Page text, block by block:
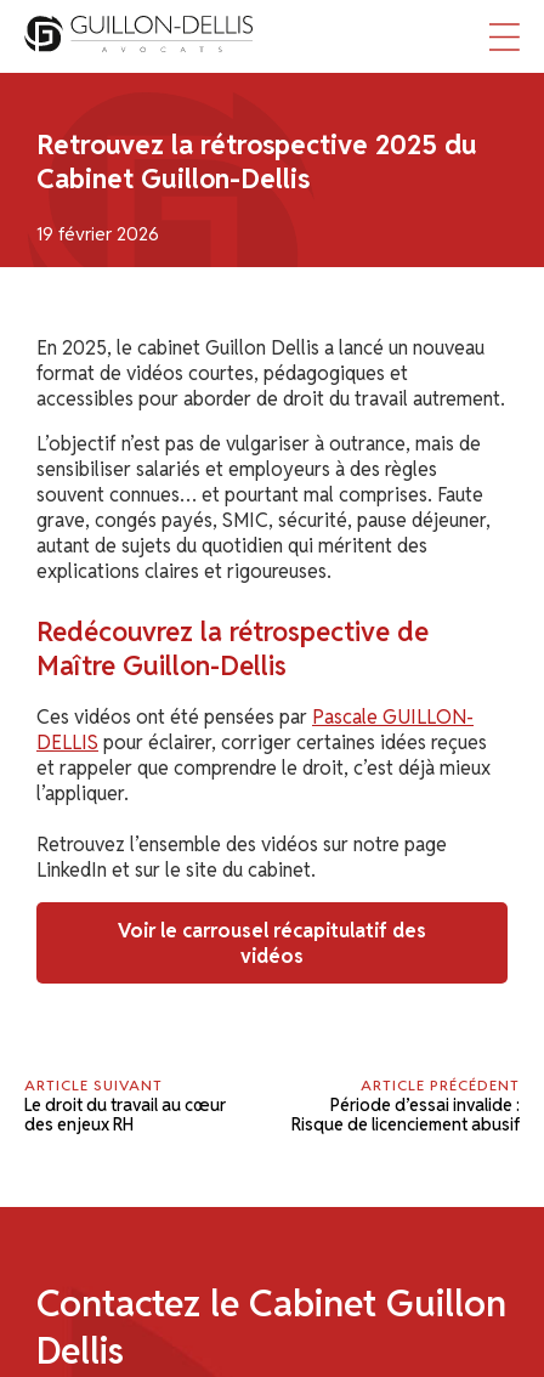
Panneau de gestion des cookies
Retrouvez la rétrospective 2025 du
Cabinet Guillon-Dellis
19 février 2026
En 2025, le cabinet Guillon Dellis a lancé un nouveau
format de vidéos courtes, pédagogiques et
accessibles pour aborder de droit du travail autrement.
L’objectif n’est pas de vulgariser à outrance, mais de
sensibiliser salariés et employeurs à des règles
souvent connues… et pourtant mal comprises. Faute
grave, congés payés, SMIC, sécurité, pause déjeuner,
autant de sujets du quotidien qui méritent des
explications claires et rigoureuses.
Redécouvrez la rétrospective de
Maître Guillon-Dellis
Ces vidéos ont été pensées par Pascale GUILLON-
DELLIS pour éclairer, corriger certaines idées reçues
et rappeler que comprendre le droit, c’est déjà mieux
l’appliquer.
Retrouvez l’ensemble des vidéos sur notre page
LinkedIn et sur le site du cabinet.
Voir le carrousel récapitulatif des
vidéos
ARTICLE SUIVANT
Le droit du travail au cœur
des enjeux RH
ARTICLE PRÉCÉDENT
Période d’essai invalide :
Risque de licenciement abusif
Contactez le Cabinet Guillon
Dellis